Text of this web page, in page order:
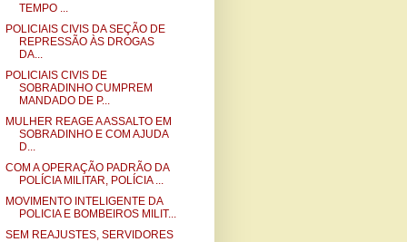
TEMPO ...
POLICIAIS CIVIS DA SEÇÃO DE
REPRESSÃO ÀS DROGAS
DA...
POLICIAIS CIVIS DE
SOBRADINHO CUMPREM
MANDADO DE P...
MULHER REAGE A ASSALTO EM
SOBRADINHO E COM AJUDA
D...
COM A OPERAÇÃO PADRÃO DA
POLÍCIA MILITAR, POLÍCIA ...
MOVIMENTO INTELIGENTE DA
POLICIA E BOMBEIROS MILIT...
SEM REAJUSTES, SERVIDORES